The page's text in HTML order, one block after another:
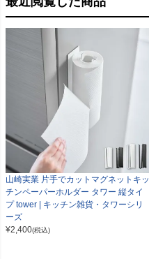
山崎実業 片手でカットマグネットキッ
チンペーパーホルダー タワー 縦タイ
プ tower | キッチン雑貨・タワーシリ
ーズ
¥2,400(税込)